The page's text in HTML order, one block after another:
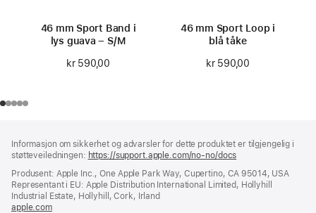
46 mm Sport Band i
lys guava – S/M
kr 590,00
46 mm Sport Loop i
blå tåke
kr 590,00
Informasjon om sikkerhet og advarsler for dette produktet er tilgjengelig i
støtteveiledningen: https://support.apple.com/no-no/docs
nytt
vindu)
Produsent: Apple Inc., One Apple Park Way, Cupertino, CA 95014, USA
Representant i EU: Apple Distribution International Limited, Hollyhill
Industrial Estate, Hollyhill, Cork, Irland
apple.com(åpnes